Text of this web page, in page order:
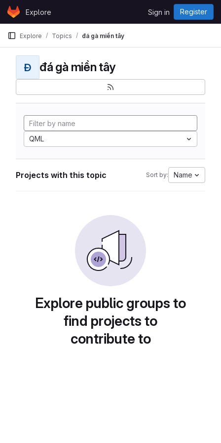
Skip to content
GitLabExplore Sign in Register
Explore Topics đá gà miền tây
Đ đá gà miền tây
QML
Projects with this topic Sort by: Name
Explore public groups to
find projects to
contribute to